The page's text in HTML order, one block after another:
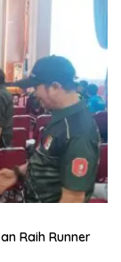
Raih Runner